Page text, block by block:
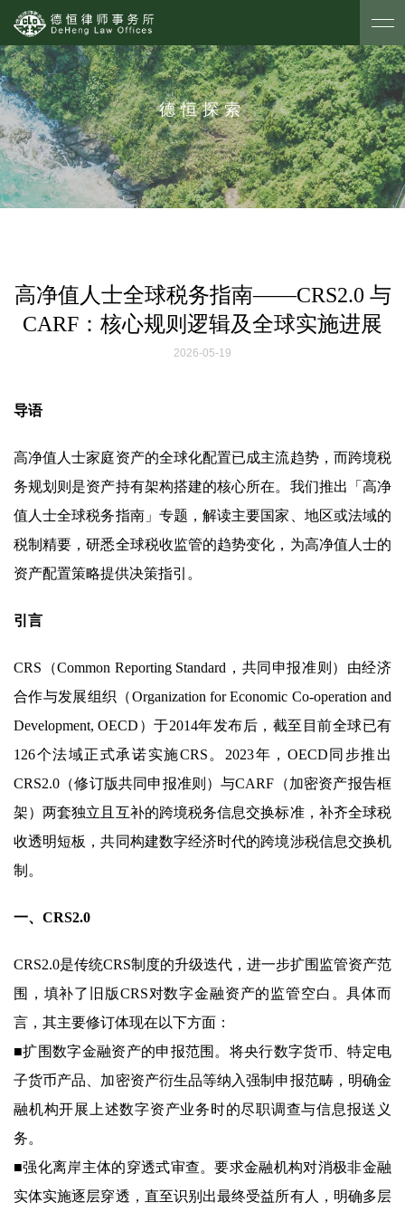
德恒探索
高净值人士全球税务指南——CRS2.0 与
CARF：核心规则逻辑及全球实施进展
2026-05-19
导语
高净值人士家庭资产的全球化配置已成主流趋势，而跨境税
务规划则是资产持有架构搭建的核心所在。我们推出「高净
值人士全球税务指南」专题，解读主要国家、地区或法域的
税制精要，研悉全球税收监管的趋势变化，为高净值人士的
资产配置策略提供决策指引。
引言
CRS（Common Reporting Standard，共同申报准则）由经济
合作与发展组织（Organization for Economic Co-operation and
Development, OECD）于2014年发布后，截至目前全球已有
126个法域正式承诺实施CRS。2023年，OECD同步推出
CRS2.0（修订版共同申报准则）与CARF（加密资产报告框
架）两套独立且互补的跨境税务信息交换标准，补齐全球税
收透明短板，共同构建数字经济时代的跨境涉税信息交换机
制。
一、CRS2.0
CRS2.0是传统CRS制度的升级迭代，进一步扩围监管资产范
围，填补了旧版CRS对数字金融资产的监管空白。具体而
言，其主要修订体现在以下方面：
■扩围数字金融资产的申报范围。将央行数字货币、特定电
子货币产品、加密资产衍生品等纳入强制申报范畴，明确金
融机构开展上述数字资产业务时的尽职调查与信息报送义
务。
■强化离岸主体的穿透式审查。要求金融机构对消极非金融
实体实施逐层穿透，直至识别出最终受益所有人，明确多层